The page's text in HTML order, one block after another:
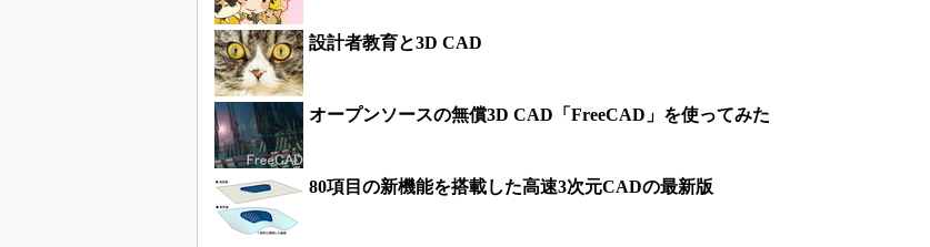
設計者教育と3D CAD
オープンソースの無償3D CAD「FreeCAD」を使ってみた
80項目の新機能を搭載した高速3次元CADの最新版